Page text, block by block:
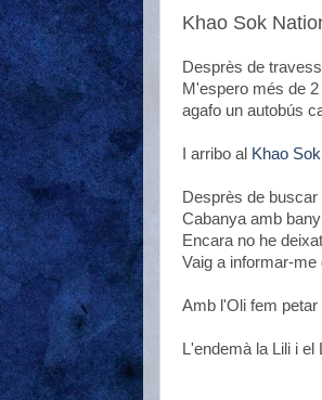
Khao Sok
Desprès de
M'espero més de
agafo un autobús
I arribo al Khao
Desprès de
Cabanya amb
Encara no he
Vaig a informar-me
Amb l'Oli fem
L'endemà la Lili i